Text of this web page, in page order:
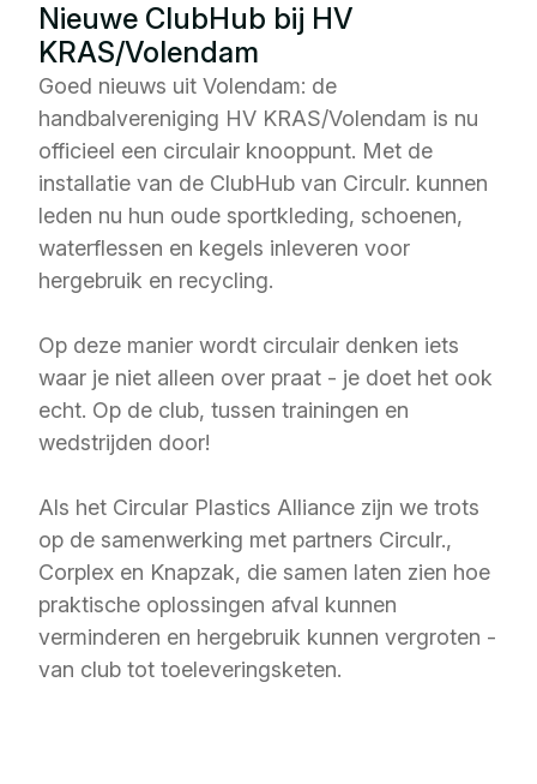
Nieuwe ClubHub bij HV
KRAS/Volendam
Goed nieuws uit Volendam: de
handbalvereniging HV KRAS/Volendam is nu
officieel een circulair knooppunt. Met de
installatie van de ClubHub van Circulr. kunnen
leden nu hun oude sportkleding, schoenen,
waterflessen en kegels inleveren voor
hergebruik en recycling.
Op deze manier wordt circulair denken iets
waar je niet alleen over praat - je doet het ook
echt. Op de club, tussen trainingen en
wedstrijden door!
Als het Circular Plastics Alliance zijn we trots
op de samenwerking met partners Circulr.,
Corplex en Knapzak, die samen laten zien hoe
praktische oplossingen afval kunnen
verminderen en hergebruik kunnen vergroten -
van club tot toeleveringsketen.